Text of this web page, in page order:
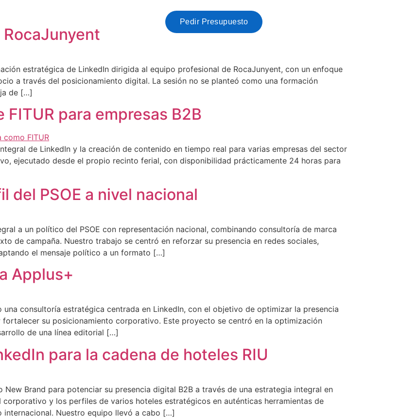
Pedir Presupuesto
estratégica de LinkedIn dirigida al equipo profesional de RocaJunyent, con un enfoque
a través del posicionamiento digital. La sesión no se planteó como una formación
de […]
para empresas B2B
de LinkedIn y la creación de contenido en tiempo real para varias empresas del sector
ejecutado desde el propio recinto ferial, con disponibilidad prácticamente 24 horas para
PSOE a nivel nacional
a un político del PSOE con representación nacional, combinando consultoría de marca
de campaña. Nuestro trabajo se centró en reforzar su presencia en redes sociales,
el mensaje político a un formato […]
Applus+
consultoría estratégica centrada en LinkedIn, con el objetivo de optimizar la presencia
su posicionamiento corporativo. Este proyecto se centró en la optimización
de una línea editorial […]
para la cadena de hoteles RIU
Brand para potenciar su presencia digital B2B a través de una estrategia integral en
y los perfiles de varios hoteles estratégicos en auténticas herramientas de
Nuestro equipo llevó a cabo […]